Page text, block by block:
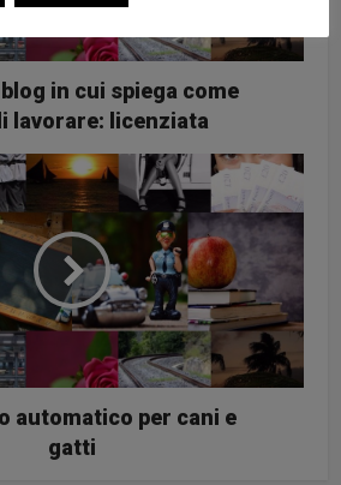
in cui spiega come
lavorare: licenziata
automatico per cani e
gatti